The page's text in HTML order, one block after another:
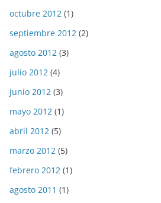
octubre 2012 (1)
septiembre 2012 (2)
agosto 2012 (3)
julio 2012 (4)
junio 2012 (3)
mayo 2012 (1)
abril 2012 (5)
marzo 2012 (5)
febrero 2012 (1)
agosto 2011 (1)